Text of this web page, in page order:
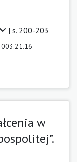
| s. 200-203
w